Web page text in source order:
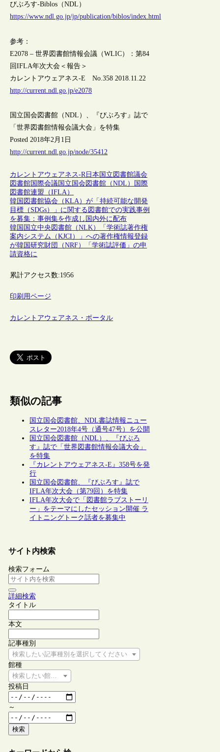
びぶろす-Biblos（NDL）
https://www.ndl.go.jp/jp/publication/biblos/index.html
参考：
E2078 – 世界図書館情報会議（WLIC）：第84
回IFLA年次大会＜報告＞
カレントアウェアネス-E No.358 2018.11.22
http://current.ndl.go.jp/e2078
国立国会図書館（NDL）、『びぶろす』誌で
「世界図書館情報会議大会」を特集
Posted 2018年2月1日
http://current.ndl.go.jp/node/35412
カレントアウェアネス-R日本 国立図書館議会
図書館国際会議国立国会図書館（NDL）
国際
図書館連盟（IFLA）
韓国図書館協会（KLA）が「持続可能な開発
目標（SDGs）」に関する図書館での実践事例
を募集：事例集を作成し国内外に配布
韓国国立中央図書館（NLK）「学術誌著作権
案内システム（KJCI）」への著作権情報登録
が韓国研究財団（NRF）「学術誌評価」の申
請資格に
累計アクセス数:1956
印刷用ページ
カレントアウェアネス・ポータル
類似の記事
国立国会図書館、NDL書誌情報ニュー
スレター2018年4号（通号47号）を公開
国立国会図書館（NDL）、『びぶろ
す』誌で「世界図書館情報会議大会」
を特集
『カレントアウェアネス-E』358号を発
行
国立国会図書館、『びぶろす』誌で
IFLA年次大会（第79回）を特集
IFLA年次大会で「図書館ラブストーリ
ー」をテーマにしたセッション開催 ラ
イトニングトーク話者を募集中
サイト内検索
検索フォーム
詳細検索
タイトル
本文
記事種別
検索したい記事種別を選択してください
館種
検索したい館種を選択してください
投稿日
～
検索